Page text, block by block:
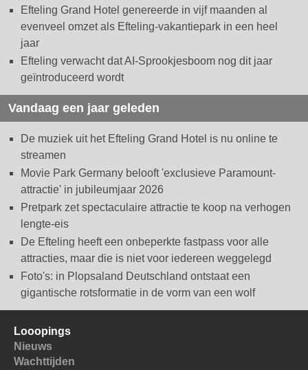
Efteling Grand Hotel genereerde in vijf maanden al
evenveel omzet als Efteling-vakantiepark in een heel
jaar
Efteling verwacht dat AI-Sprookjesboom nog dit jaar
geïntroduceerd wordt
Vandaag een jaar geleden
De muziek uit het Efteling Grand Hotel is nu online te
streamen
Movie Park Germany belooft 'exclusieve Paramount-
attractie' in jubileumjaar 2026
Pretpark zet spectaculaire attractie te koop na verhogen
lengte-eis
De Efteling heeft een onbeperkte fastpass voor alle
attracties, maar die is niet voor iedereen weggelegd
Foto's: in Plopsaland Deutschland ontstaat een
gigantische rotsformatie in de vorm van een wolf
Looopings
Nieuws
Wachttijden